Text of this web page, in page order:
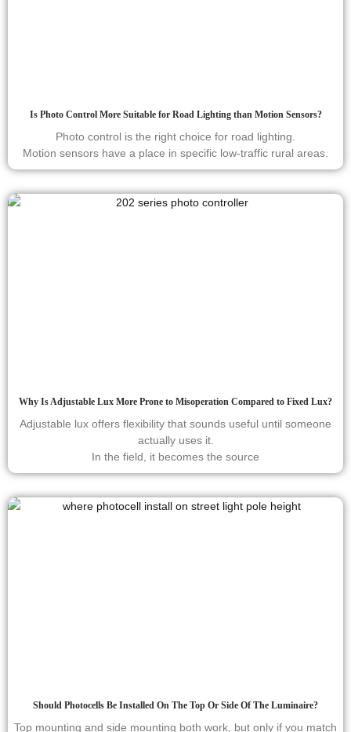
Is Photo Control More Suitable for Road Lighting than Motion Sensors?
Photo control is the right choice for road lighting.
Motion sensors have a place in specific low-traffic rural areas.
Why Is Adjustable Lux More Prone to Misoperation Compared to Fixed Lux?
Adjustable lux offers flexibility that sounds useful until someone
actually uses it.
In the field, it becomes the source
Should Photocells Be Installed On The Top Or Side Of The Luminaire?
Top mounting and side mounting both work, but only if you match